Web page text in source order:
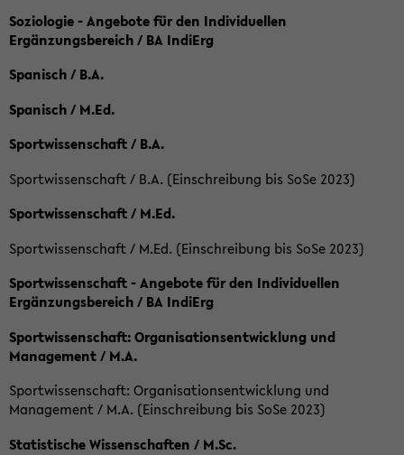
Soziologie - Angebote für den Individuellen
Ergänzungsbereich / BA IndiErg
Spanisch / B.A.
Spanisch / M.Ed.
Sportwissenschaft / B.A.
Sportwissenschaft / B.A. (Einschreibung bis SoSe 2023)
Sportwissenschaft / M.Ed.
Sportwissenschaft / M.Ed. (Einschreibung bis SoSe 2023)
Sportwissenschaft - Angebote für den Individuellen
Ergänzungsbereich / BA IndiErg
Sportwissenschaft: Organisationsentwicklung und
Management / M.A.
Sportwissenschaft: Organisationsentwicklung und
Management / M.A. (Einschreibung bis SoSe 2023)
Statistische Wissenschaften / M.Sc.